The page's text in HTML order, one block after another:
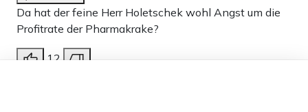
Da hat der feine Herr Holetschek wohl Angst um die
Profitrate der Pharmakrake?
12